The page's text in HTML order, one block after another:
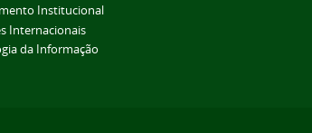
Institucional
Internacionais
da Informação